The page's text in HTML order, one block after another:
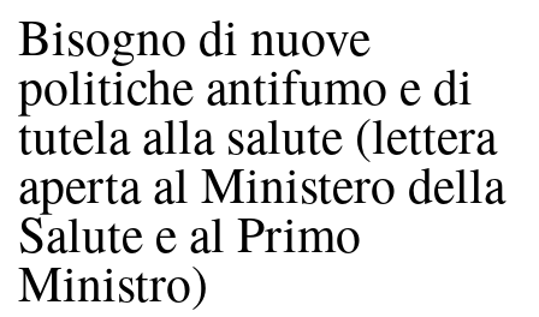
Bisogno di nuove
politiche antifumo e di
tutela alla salute (lettera
aperta al Ministero della
Salute e al Primo
Ministro)